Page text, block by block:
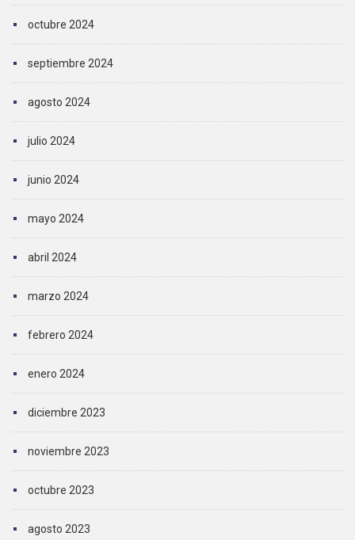
octubre 2024
septiembre 2024
agosto 2024
julio 2024
junio 2024
mayo 2024
abril 2024
marzo 2024
febrero 2024
enero 2024
diciembre 2023
noviembre 2023
octubre 2023
agosto 2023